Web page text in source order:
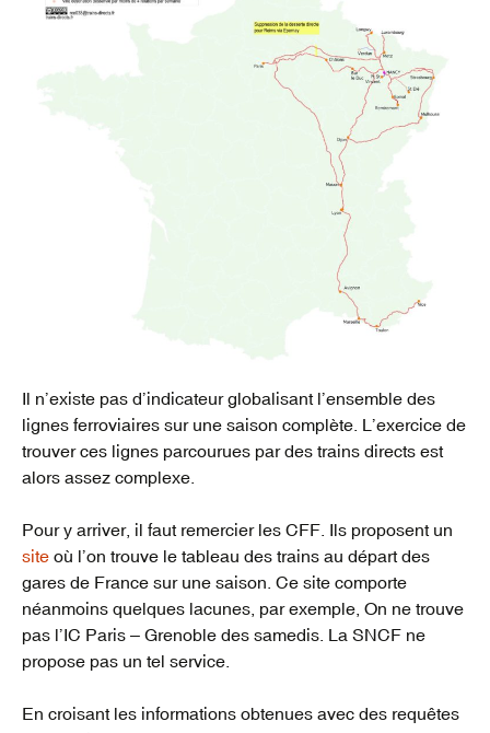
Il n’existe pas d’indicateur globalisant l’ensemble des
lignes ferroviaires sur une saison complète. L’exercice de
trouver ces lignes parcourues par des trains directs est
alors assez complexe.
Pour y arriver, il faut remercier les CFF. Ils proposent un
site où l’on trouve le tableau des trains au départ des
gares de France sur une saison. Ce site comporte
néanmoins quelques lacunes, par exemple, On ne trouve
pas l’IC Paris – Grenoble des samedis. La SNCF ne
propose pas un tel service.
En croisant les informations obtenues avec des requêtes